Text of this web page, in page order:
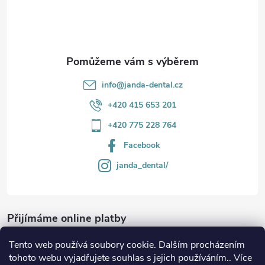
Tento web používá soubory cookie. Dalším procházením
tohoto webu vyjadřujete souhlas s jejich používáním.. Více
info@janda-dental.cz
+420 415 653 201
+420 775 228 764
Facebook
janda_dental/
Přijímáme online platby